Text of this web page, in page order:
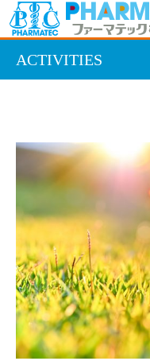
ACTIVITIES